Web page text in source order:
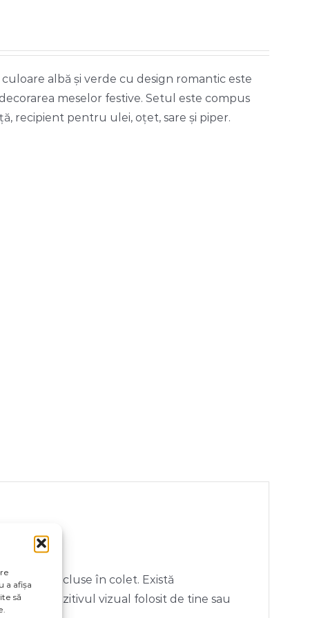
a afișa
să
albă și verde cu design romantic este
meselor festive. Setul este compus
recipient pentru ulei, oțet, sare și piper.
neincluse în colet. Există
de dispozitivul vizual folosit de tine sau